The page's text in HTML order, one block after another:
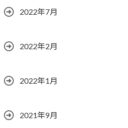
2022年7月
2022年2月
2022年1月
2021年9月